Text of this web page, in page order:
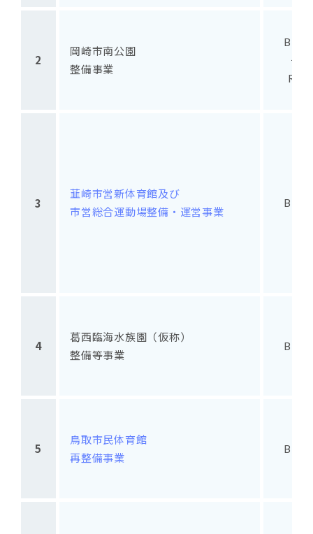
2
岡崎市南公園
整備事業
BTO
＋
RO
3
韮崎市営新体育館及び
市営総合運動場整備・運営事業
BTO
4
葛西臨海水族園（仮称）
整備等事業
BTO
5
鳥取市民体育館
再整備事業
BTO